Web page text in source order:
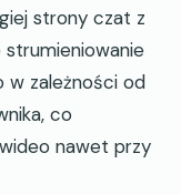
strony czat z
w zależności od
co
nawet przy